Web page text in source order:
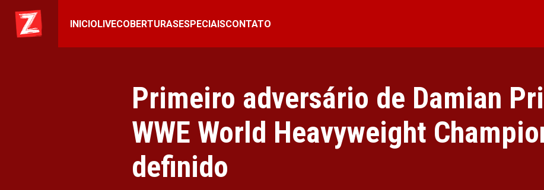
INICIOLIVECOBERTURASESPECIAISCONTATO
Primeiro adversário de Damian
WWE World Heavyweight
definido